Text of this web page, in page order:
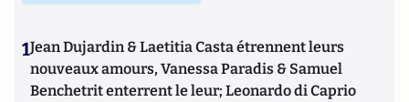
1Jean Dujardin & Laetitia Casta étrennent leurs
nouveaux amours, Vanessa Paradis & Samuel
Benchetrit enterrent le leur; Leonardo di Caprio